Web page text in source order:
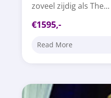
zoveel zijdig als The...
€1595,-
Read More